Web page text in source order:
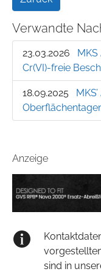
Verwandte
23.03.2026
Cr(VI)-freie
18.09.2025
Anzeige
sind in